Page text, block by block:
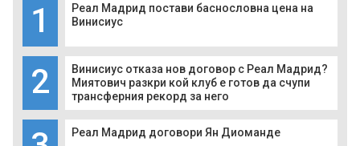
1
Реал Мадрид постави баснословна цена на
Винисиус
2
Винисиус отказа нов договор с Реал Мадрид?
Миятович разкри кой клуб е готов да счупи
трансферния рекорд за него
Реал Мадрид договори Ян Диоманде